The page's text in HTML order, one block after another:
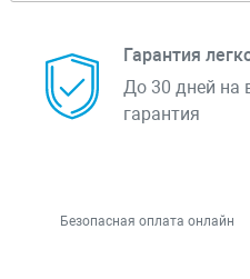
Гарантия
До 30 дней на
гарантия
Безопасная оплата онлайн